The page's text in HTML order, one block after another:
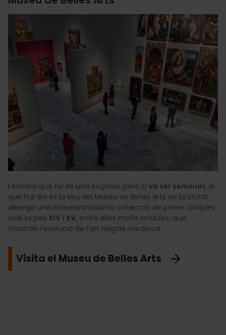
I encara que no és una església, però sí va ser seminari, el
que hui dia és la seu del Museu de Belles Arts de la ciutat
alberga una interessantíssima col·lecció de peces úniques
dels segles XIV i XV, entre elles molts retaules, que
mostren l'evolució de l'art religiós medieval.
Visita el Museu de Belles Arts